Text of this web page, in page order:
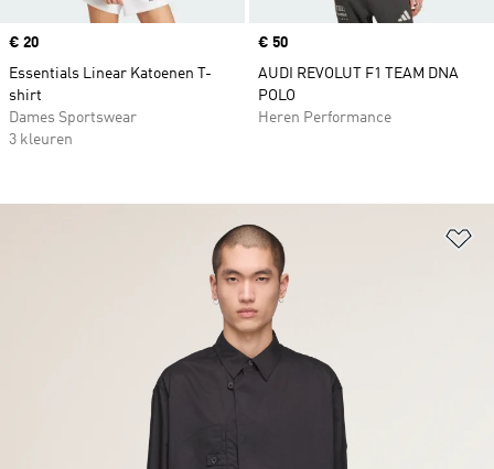
Price
€ 20
Essentials Linear Katoenen T-
shirt
Dames Sportswear
3 kleuren
Price
€ 50
AUDI REVOLUT F1 TEAM DNA
POLO
Heren Performance